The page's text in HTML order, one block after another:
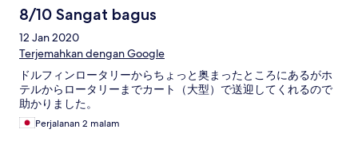
8/10 Sangat bagus
12 Jan 2020
Terjemahkan dengan Google
ドルフィンロータリーからちょっと奥まったところにあるがホ
テルからロータリーまでカート（大型）で送迎してくれるので
助かりました。
Perjalanan 2 malam